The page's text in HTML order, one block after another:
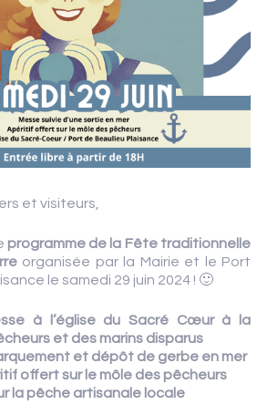
et visiteurs,
programme de la Fête traditionnelle
organisée par la Mairie et le Port
le samedi 29 juin 2024 ! 🙂
à l’église du Sacré Cœur à la
et des marins disparus
et dépôt de gerbe en mer
offert sur le môle des pêcheurs
la pêche artisanale locale